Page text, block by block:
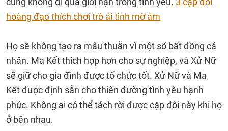
hoàng đạo thích chơi trò ái tình mờ ám
Họ sẽ không tạo ra mâu thuẫn vì một số bất đồng cá
nhân. Ma Kết thích hợp hơn cho sự nghiệp, và Xử Nữ
sẽ giữ cho gia đình được tổ chức tốt. Xử Nữ và Ma
Kết được định sẵn cho thiên đường tình yêu hạnh
phúc. Không ai có thể tách rời được cặp đôi này khi họ
ở bên nhau.